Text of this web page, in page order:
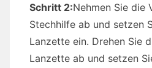
Schritt 2:Nehmen Sie die
Stechhilfe ab und setzen
Lanzette ein. Drehen Sie
Lanzette ab und setzen